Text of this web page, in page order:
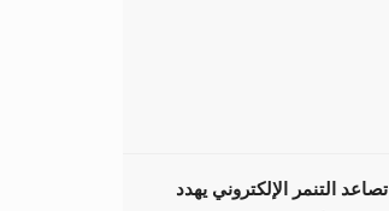
تصاعد التنمر الإلكتروني يهدد